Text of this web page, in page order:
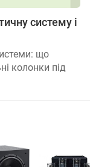
систему і
що
колонки під